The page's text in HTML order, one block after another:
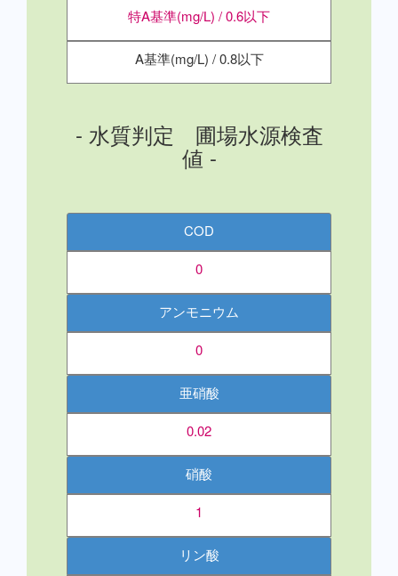
特A基準(mg/L) / 0.6以下
A基準(mg/L) / 0.8以下
- 水質判定 圃場水源検査
値 -
COD
0
アンモニウム
0
亜硝酸
0.02
硝酸
1
リン酸